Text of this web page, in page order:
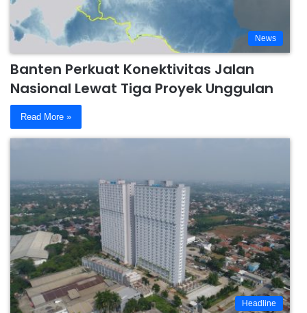
News
Banten Perkuat Konektivitas Jalan
Nasional Lewat Tiga Proyek Unggulan
Read More »
Headline